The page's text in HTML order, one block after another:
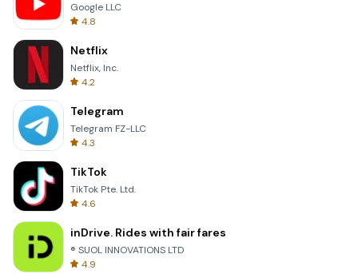
Google LLC
4.8
Netflix
Netflix, Inc.
4.2
Telegram
Telegram FZ-LLC
4.3
TikTok
TikTok Pte. Ltd.
4.6
inDrive. Rides with fair fares
® SUOL INNOVATIONS LTD
4.9